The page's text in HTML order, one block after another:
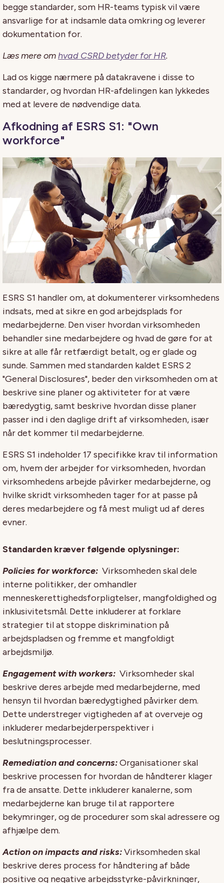
begge standarder, som HR-teams typisk vil være
ansvarlige for at indsamle data omkring og leverer
dokumentation for.
Læs mere omhvad CSRD betyder for HR.
Lad os kigge nærmere på datakravene i disse to
standarder, og hvordan HR-afdelingen kan lykkedes
med at levere de nødvendige data.
Afkodning af ESRS S1: "Own
workforce"
ESRS S1 handler om, at dokumenterer virksomhedens
indsats, med at sikre en god arbejdsplads for
medarbejderne. Den viser hvordan virksomheden
behandler sine medarbejdere og hvad de gøre for at
sikre at alle får retfærdigt betalt, og er glade og
sunde. Sammen med standarden kaldet ESRS 2
"General Disclosures", beder den virksomheden om at
beskrive sine planer og aktiviteter for at være
bæredygtig, samt beskrive hvordan disse planer
passer ind i den daglige drift af virksomheden, især
når det kommer til medarbejderne.
ESRS S1 indeholder 17 specifikke krav til information
om, hvem der arbejder for virksomheden, hvordan
virksomhedens arbejde påvirker medarbejderne, og
hvilke skridt virksomheden tager for at passe på
deres medarbejdere og få mest muligt ud af deres
evner.
Standarden kræver følgende oplysninger:
Policies for workforce: Virksomheden skal dele
interne politikker, der omhandler
menneskerettighedsforpligtelser, mangfoldighed og
inklusivitetsmål. Dette inkluderer at forklare
strategier til at stoppe diskrimination på
arbejdspladsen og fremme et mangfoldigt
arbejdsmiljø.
Engagement with workers: Virksomheder skal
beskrive deres arbejde med medarbejderne, med
hensyn til hvordan bæredygtighed påvirker dem.
Dette understreger vigtigheden af ​​at overveje og
inkluderer medarbejderperspektiver i
beslutningsprocesser.
Remediation and concerns:Organisationer skal
beskrive processen for hvordan de håndterer klager
fra de ansatte. Dette inkluderer kanalerne, som
medarbejderne kan bruge til at rapportere
bekymringer, og de procedurer som skal adressere og
afhjælpe dem.
Action on impacts and risks:Virksomheden skal
beskrive deres process for håndtering af både
positive og negative arbejdsstyrke-påvirkninger,